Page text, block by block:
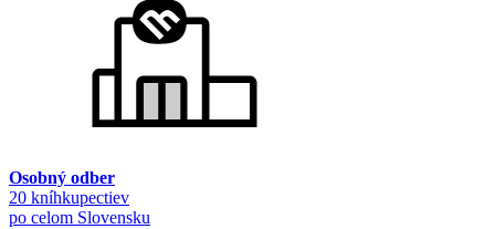
Osobný odber
20 kníhkupectiev
po celom Slovensku